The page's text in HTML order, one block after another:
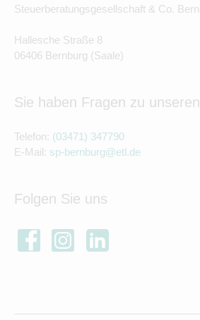
Steuerberatungsgesellschaft & Co.
Hallesche Straße 8
06406 Bernburg (Saale)
Sie haben Fragen zu
Telefon: (03471) 347790
E-Mail: sp-bernburg@etl.de
Folgen Sie uns